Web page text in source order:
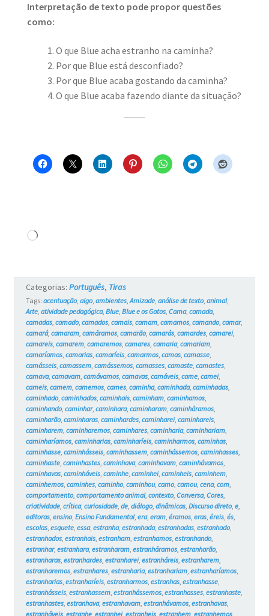
Interpretação de texto pode propor questões
como:
O que Blue acha estranho na caminha?
Por que Blue está desconfiado?
Por que Blue acaba gostando da caminha?
O que Blue acaba fazendo diante da situação?
Carregando...
Categorias: Português, Tiras
Tags: acentuação, algo, ambientes, Amizade, análise de texto, animal,
Arte, atividade pedagógica, Blue, Blue e os Gatos, Cama, camada,
camadas, camado, camados, camais, camam, camamos, camando, camar,
camará, camaram, camáramos, camarão, camarás, camardes, camarei,
camareis, camarem, camaremos, camares, camaria, camariam,
camaríamos, camarias, camaríeis, camarmos, camas, camasse,
camásseis, camassem, camássemos, camasses, camaste, camastes,
camava, camavam, camávamos, camavas, camáveis, came, camei,
cameis, camem, camemos, cames, caminha, caminhada, caminhadas,
caminhado, caminhados, caminhais, caminham, caminhamos,
caminhando, caminhar, caminhara, caminharam, caminháramos,
caminharão, caminharas, caminhardes, caminharei, caminhareis,
caminharem, caminharemos, caminhares, caminharia, caminhariam,
caminharíamos, caminharias, caminharíeis, caminharmos, caminhas,
caminhasse, caminhásseis, caminhassem, caminhássemos, caminhasses,
caminhaste, caminhastes, caminhava, caminhavam, caminhávamos,
caminhavas, caminháveis, caminhe, caminhei, caminheis, caminhem,
caminhemos, caminhes, caminho, caminhou, camo, camou, cena, com,
comportamento, comportamento animal, contexto, Conversa, Cores,
criatividade, crítica, curiosidade, de, diálogo, dinâmicas, Discurso direto, e,
editoras, ensino, Ensino Fundamental, era, eram, éramos, eras, éreis, és,
escolas, esquete, essa, estranha, estranhada, estranhadas, estranhado,
estranhados, estranhais, estranham, estranhamos, estranhando,
estranhar, estranhara, estranharam, estranháramos, estranharão,
estranharas, estranhardes, estranharei, estranháreis, estranharem,
estranharemos, estranhares, estranharia, estranhariam, estranharíamos,
estranharias, estranharíeis, estranharmos, estranhas, estranhasse,
estranhásseis, estranhassem, estranhássemos, estranhasses, estranhaste,
estranhastes, estranhava, estranhavam, estranhávamos, estranhavas,
estranháveis, estranhe, estranhei, estranheis, estranhem, estranhemos,